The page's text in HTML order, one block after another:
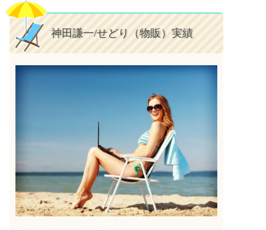
神田謙一/せどり（物販）実績